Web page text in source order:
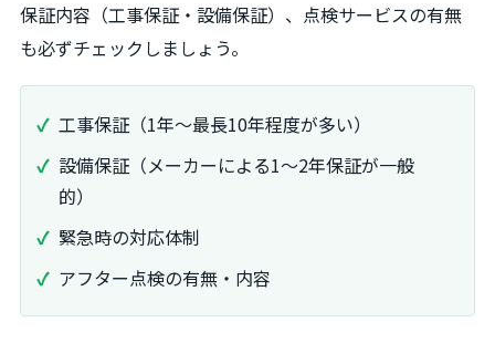
保証内容（工事保証・設備保証）、点検サービスの有無
も必ずチェックしましょう。
工事保証（1年～最長10年程度が多い）
設備保証（メーカーによる1～2年保証が一般
的）
緊急時の対応体制
アフター点検の有無・内容